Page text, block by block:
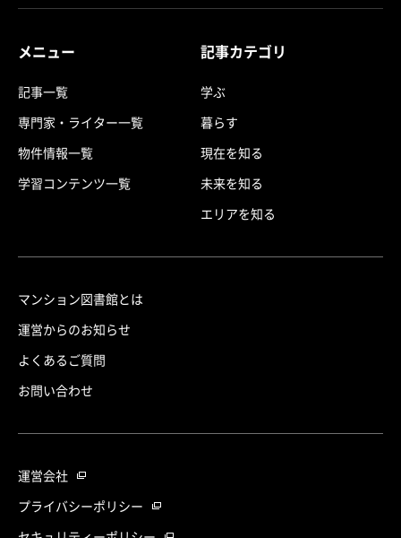
メニュー
記事一覧
専門家・ライター一覧
物件情報一覧
学習コンテンツ一覧
記事カテゴリ
学ぶ
暮らす
現在を知る
未来を知る
エリアを知る
マンション図書館とは
運営からのお知らせ
よくあるご質問
お問い合わせ
運営会社
プライバシーポリシー